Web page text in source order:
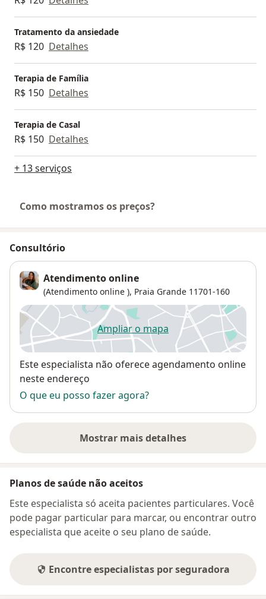
Tratamento da ansiedade
R$ 120 Detalhes
Terapia de Família
R$ 150 Detalhes
Terapia de Casal
R$ 150 Detalhes
+ 13 serviços
Como mostramos os preços?
Consultório
Atendimento online
(Atendimento online ), Praia Grande 11701-160
Ampliar o mapaabre num novo separador
Disponibilidade
Este especialista não oferece agendamento online
neste endereço
O que eu posso fazer agora?
Mostrar mais detalhes
sobre o endereço
Planos de saúde não aceitos
Este especialista só aceita pacientes particulares. Você
pode pagar particular para marcar, ou encontrar outro
especialista que aceite o seu plano de saúde.
Encontre especialistas por seguradora